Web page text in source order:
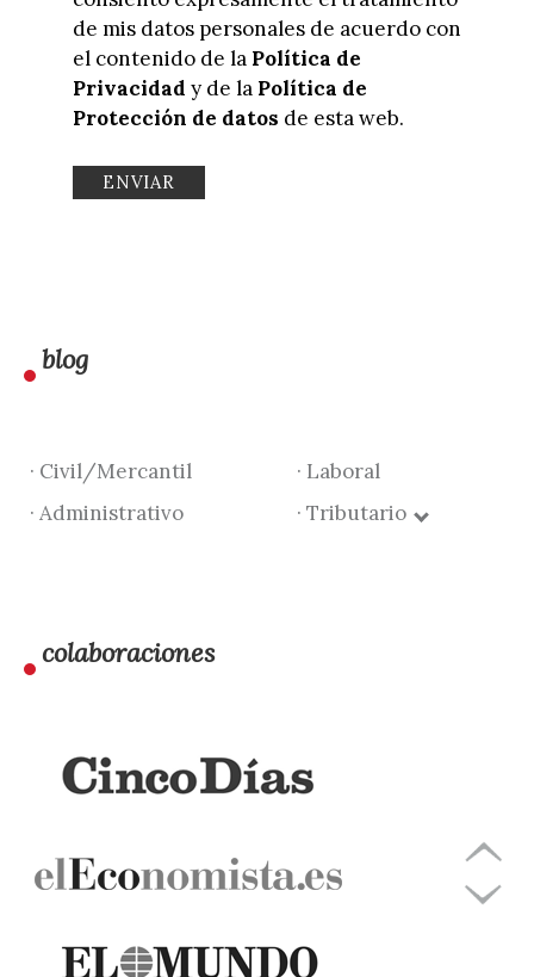
de mis datos personales de acuerdo con
el contenido de la Política de
Privacidad y de la Política de
Protección de datos de esta web.
blog
· Civil/Mercantil
· Laboral
· Administrativo
· Tributario
colaboraciones